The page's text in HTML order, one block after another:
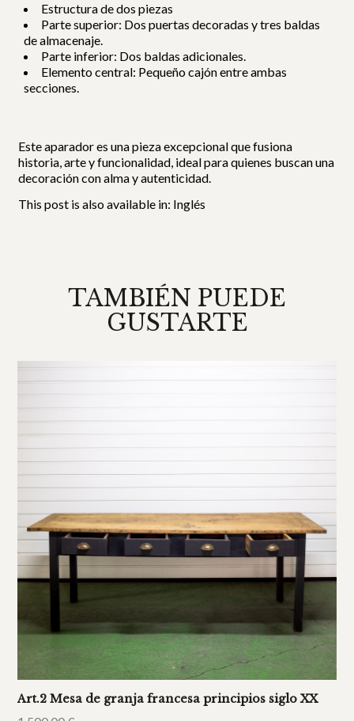
Estructura de dos piezas
Parte superior: Dos puertas decoradas y tres baldas
de almacenaje.
Parte inferior: Dos baldas adicionales.
Elemento central: Pequeño cajón entre ambas
secciones.
Este aparador es una pieza excepcional que fusiona
historia, arte y funcionalidad, ideal para quienes buscan una
decoración con alma y autenticidad.
This post is also available in: Inglés
TAMBIÉN PUEDE
GUSTARTE
Art.2 Mesa de granja francesa principios siglo XX